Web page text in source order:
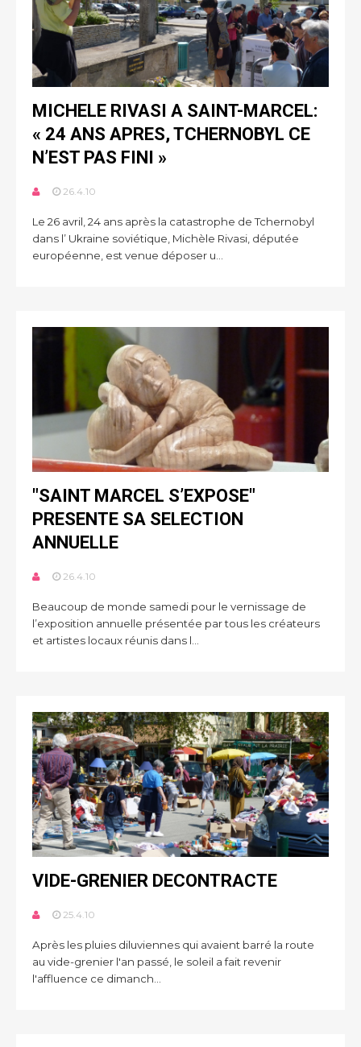
MICHELE RIVASI A SAINT-MARCEL:
« 24 ANS APRES, TCHERNOBYL CE
N’EST PAS FINI »
26.4.10
Le 26 avril, 24 ans après la catastrophe de Tchernobyl
dans l’ Ukraine soviétique, Michèle Rivasi, députée
européenne, est venue déposer u...
"SAINT MARCEL S’EXPOSE"
PRESENTE SA SELECTION
ANNUELLE
26.4.10
Beaucoup de monde samedi pour le vernissage de
l’exposition annuelle présentée par tous les créateurs
et artistes locaux réunis dans l...
VIDE-GRENIER DECONTRACTE
25.4.10
Après les pluies diluviennes qui avaient barré la route
au vide-grenier l'an passé, le soleil a fait revenir
l'affluence ce dimanch...